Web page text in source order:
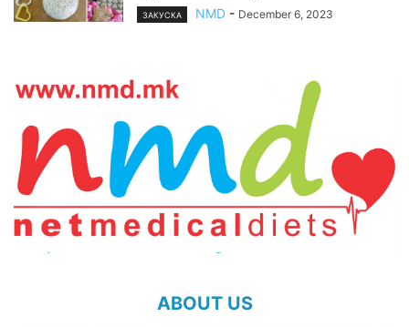
ЗАКУСКА NMD - December 6, 2023
ABOUT US